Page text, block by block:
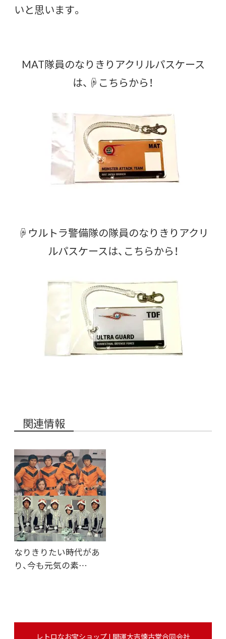
いと思います。
MAT隊員のなりきりアクリルパスケース
は、☟こちらから！
☟ウルトラ警備隊の隊員のなりきりアクリ
ルパスケースは、こちらから！
関連情報
なりきりたい時代があ
り、今も元気の素…
レトロなお宝ショップ | 開運大吉懐古堂合同会社